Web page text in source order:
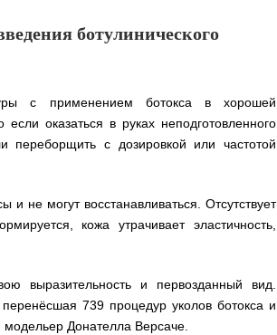
ботулинического
с применением ботокса в хорошей
если оказаться в руках неподготовленного
переборщить с дозировкой или частотой
не могут восстанавливаться. Отсутствует
кожа утрачивает эластичность,
выразительность и первозданный вид.
739 процедур уколов ботокса и
модельер Донателла Версаче.